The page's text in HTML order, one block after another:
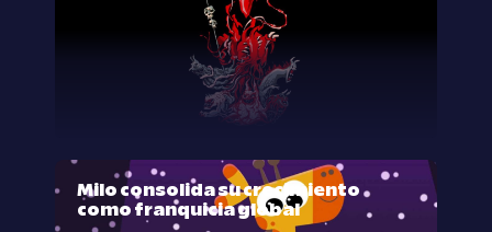
Milo consolida su crecimiento
como franquicia global